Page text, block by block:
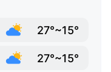
27°~15°
27°~15°